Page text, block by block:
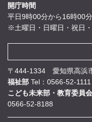
開庁時間
平日9時00分から16時00分
※土曜日・日曜日・祝日
〒444-1334 愛知県高浜
福祉部 Tel：0566-52-1111
こども未来部・教育委員会
0566-52-8188